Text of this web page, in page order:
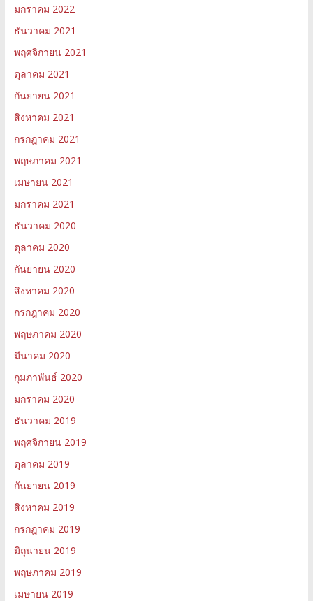
มกราคม 2022
ธันวาคม 2021
พฤศจิกายน 2021
ตุลาคม 2021
กันยายน 2021
สิงหาคม 2021
กรกฎาคม 2021
พฤษภาคม 2021
เมษายน 2021
มกราคม 2021
ธันวาคม 2020
ตุลาคม 2020
กันยายน 2020
สิงหาคม 2020
กรกฎาคม 2020
พฤษภาคม 2020
มีนาคม 2020
กุมภาพันธ์ 2020
มกราคม 2020
ธันวาคม 2019
พฤศจิกายน 2019
ตุลาคม 2019
กันยายน 2019
สิงหาคม 2019
กรกฎาคม 2019
มิถุนายน 2019
พฤษภาคม 2019
เมษายน 2019